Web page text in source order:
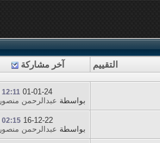
التقييم
آخر مشاركة
01-01-24
12:11 AM
بواسطة عبدالرحمن منصور
16-12-22
02:15 AM
بواسطة عبدالرحمن منصور